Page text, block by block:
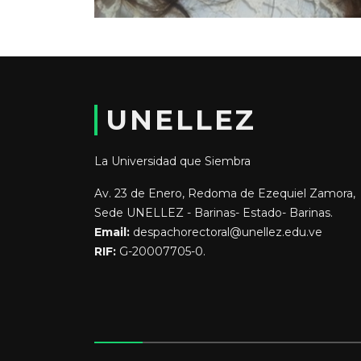
UNELLEZ
La Universidad que Siembra
Av. 23 de Enero, Redoma de Ezequiel Zamora,
Sede UNELLEZ - Barinas- Estado- Barinas.
Email: despachorectoral@unellez.edu.ve
RIF: G-20007705-0.